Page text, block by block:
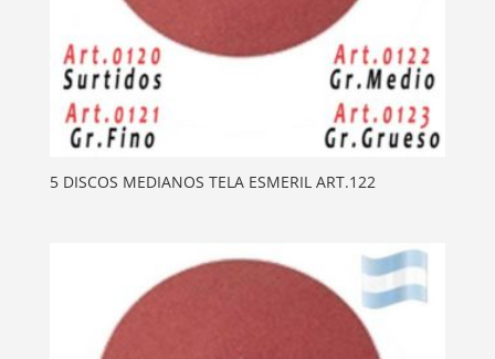
5 DISCOS MEDIANOS TELA ESMERIL ART.122